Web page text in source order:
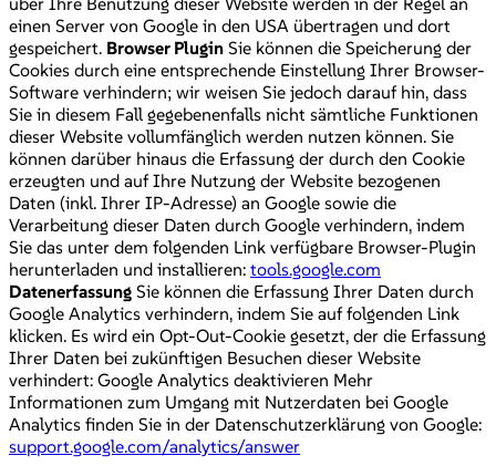
einen Server von Google in den USA übertragen und dort
gespeichert. Browser Plugin Sie können die Speicherung der
Cookies durch eine entsprechende Einstellung Ihrer Browser-
Software verhindern; wir weisen Sie jedoch darauf hin, dass
Sie in diesem Fall gegebenenfalls nicht sämtliche Funktionen
dieser Website vollumfänglich werden nutzen können. Sie
können darüber hinaus die Erfassung der durch den Cookie
erzeugten und auf Ihre Nutzung der Website bezogenen
Daten (inkl. Ihrer IP-Adresse) an Google sowie die
Verarbeitung dieser Daten durch Google verhindern, indem
Sie das unter dem folgenden Link verfügbare Browser-Plugin
herunterladen und installieren: tools.google.com
Datenerfassung Sie können die Erfassung Ihrer Daten durch
Google Analytics verhindern, indem Sie auf folgenden Link
klicken. Es wird ein Opt-Out-Cookie gesetzt, der die Erfassung
Ihrer Daten bei zukünftigen Besuchen dieser Website
verhindert: Google Analytics deaktivieren Mehr
Informationen zum Umgang mit Nutzerdaten bei Google
Analytics finden Sie in der Datenschutzerklärung von Google:
support.google.com/analytics/answer